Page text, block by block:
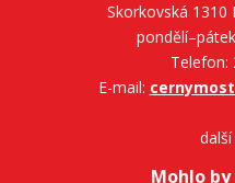
Skorkovská 1310
Telefon:
E-mail:
Mohlo